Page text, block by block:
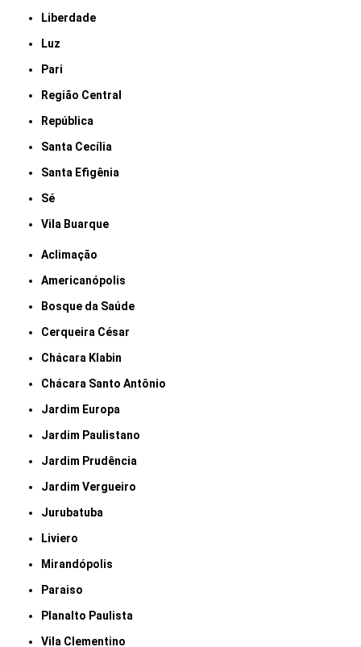
Liberdade
Luz
Pari
Região Central
República
Santa Cecília
Santa Efigênia
Sé
Vila Buarque
Aclimação
Americanópolis
Bosque da Saúde
Cerqueira César
Chácara Klabin
Chácara Santo Antônio
Jardim Europa
Jardim Paulistano
Jardim Prudência
Jardim Vergueiro
Jurubatuba
Liviero
Mirandópolis
Paraiso
Planalto Paulista
Vila Clementino